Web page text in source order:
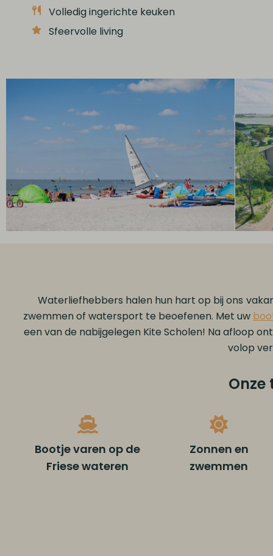
Volledig ingerichte keuken
Sfeervolle living
Waterliefhebbers halen hun hart op bij ons
zwemmen of watersport te beoefenen. Met uw
een van de nabijgelegen Kite Scholen! Na afloop
volop
Bootje varen op de
Friese wateren
Zonnen en
zwemmen